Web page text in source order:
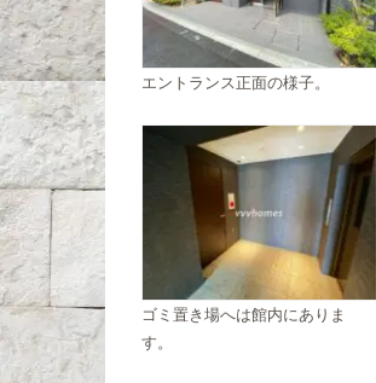
エントランス正面の様子。
ゴミ置き場へは館内にありま
す。